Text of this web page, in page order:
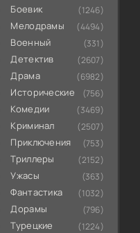
Боевик (1246)
Мелодрамы (4494)
Военный (331)
Детектив (2607)
Драма (6982)
Исторические (756)
Комедии (3469)
Криминал (2507)
Приключения (753)
Триллеры (2152)
Ужасы (363)
Фантастика (1032)
Дорамы (796)
Турецкие (1224)